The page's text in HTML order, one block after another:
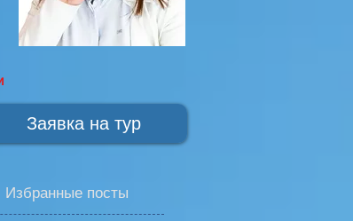
Заявка на тур
Избранные посты